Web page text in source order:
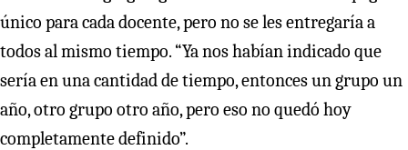
único para cada docente, pero no se les entregaría a
todos al mismo tiempo. “Ya nos habían indicado que
sería en una cantidad de tiempo, entonces un grupo un
año, otro grupo otro año, pero eso no quedó hoy
completamente definido”.